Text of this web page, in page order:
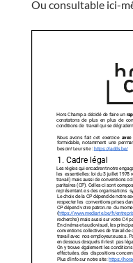
Ou consultable ici-